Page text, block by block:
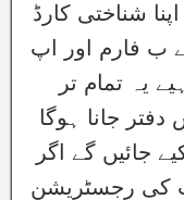
شناختی کارڈ
ب فارم اور اپ
یہ تمام تر
جانا ہوگا
جائیں گے اگر
کی رجسٹریشن